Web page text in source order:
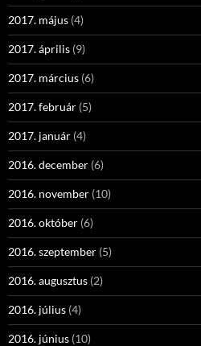
2017. május (4)
2017. április (9)
2017. március (6)
2017. február (5)
2017. január (4)
2016. december (6)
2016. november (10)
2016. október (6)
2016. szeptember (5)
2016. augusztus (2)
2016. július (4)
2016. június (10)